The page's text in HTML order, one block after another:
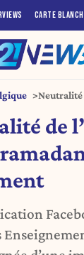
CARTE
Neutralité
de